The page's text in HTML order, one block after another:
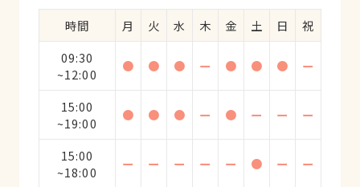
時間 月 火 水 木 金 土 日
祝
09:30
~12:00
● ● ● ー ● ● ● ー
15:00
~19:00
● ● ● ー ● ー ー ー
15:00
~18:00
ー ー ー ー ー ● ー
ー